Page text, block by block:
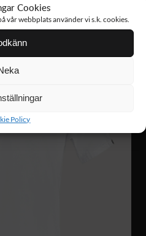
Cookies
vår webbplats använder vi s.k. cookies.
Policy